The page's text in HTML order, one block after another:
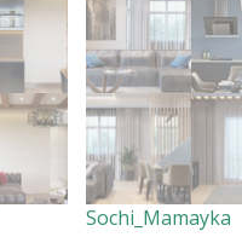
Sochi_Mamayka